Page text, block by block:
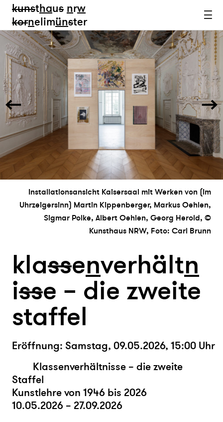
kunsthaus nrw
kornelimünster
Installationsansicht Kaisersaal mit Werken von (im
Uhrzeigersinn) Martin Kippenberger, Markus Oehlen,
Sigmar Polke, Albert Oehlen, Georg Herold, ©
Kunsthaus NRW, Foto: Carl Brunn
klassenverhältn
isse – die zweite
staffel
Eröffnung: Samstag, 09.05.2026, 15:00 Uhr
Klassenverhältnisse – die zweite
Staffel
Kunstlehre von 1946 bis 2026
10.05.2026 – 27.09.2026